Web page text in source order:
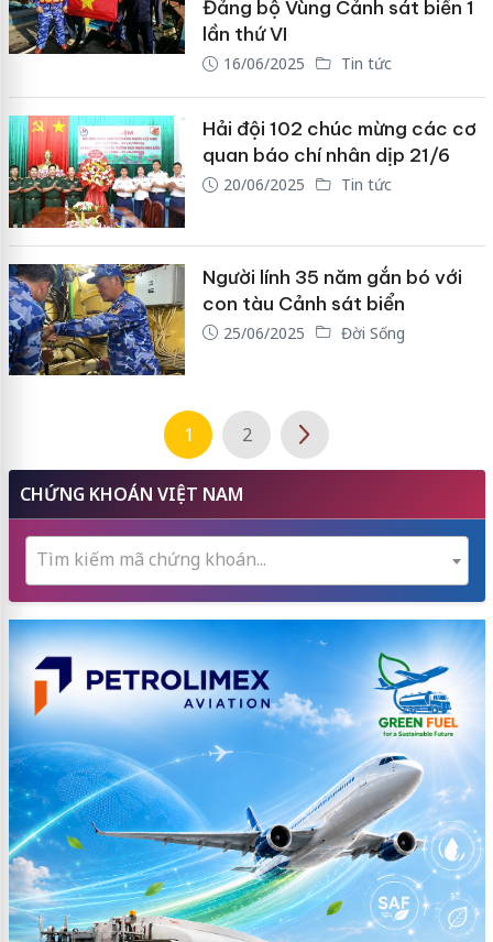
Đảng bộ Vùng Cảnh sát biển 1
lần thứ VI
16/06/2025 Tin tức
Hải đội 102 chúc mừng các cơ
quan báo chí nhân dịp 21/6
20/06/2025 Tin tức
Người lính 35 năm gắn bó với
con tàu Cảnh sát biển
25/06/2025 Đời Sống
1 2
CHỨNG KHOÁN VIỆT NAM
Tìm kiếm mã chứng khoán...